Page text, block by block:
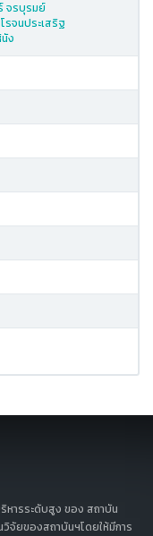
จรบุรมย์
จนประเสริฐ
ง
ารระดับสูง ของ สถาบัน
จัยของสถาบันฯโดยให้มีการ